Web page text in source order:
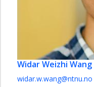
Widar Weizhi Wang
widar.w.wang@ntnu.no